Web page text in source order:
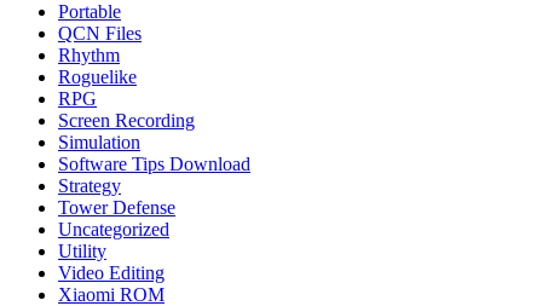
Portable
QCN Files
Rhythm
Roguelike
RPG
Screen Recording
Simulation
Software Tips Download
Strategy
Tower Defense
Uncategorized
Utility
Video Editing
Xiaomi ROM